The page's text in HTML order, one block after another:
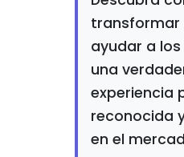
transformar
ayudar a
una
experiencia
reconocida
en el